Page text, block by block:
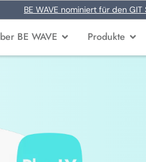
BE WAVE nominiert für den
BE WAVE Produkte